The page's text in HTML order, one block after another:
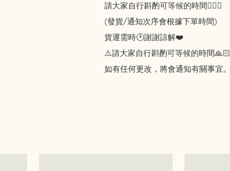
請大家自行斟酌可等候的時間🙇🏻‍♀️
(發貨/通知次序會根據下單時間)
貨運需時🕑謝謝諒解❤️
⚠️請大家自行斟酌可等候的時間🙏🏻
如有任何更改，將會通知有關事宜。